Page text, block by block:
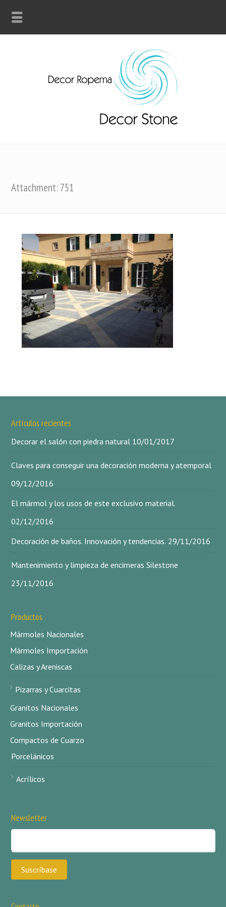
Attachment: 751
Artículos recientes
Decorar el salón con piedra natural 10/01/2017
Claves para conseguir una decoración moderna y atemporal
09/12/2016
El mármol y los usos de este exclusivo material.
02/12/2016
Decoración de baños. Innovación y tendencias. 29/11/2016
Mantenimiento y limpieza de encimeras Silestone
23/11/2016
Productos
Mármoles Nacionales
Mármoles Importación
Calizas y Areniscas
Pizarras y Cuarcitas
Granitos Nacionales
Granitos Importación
Compactos de Cuarzo
Porcelánicos
Acrílicos
Newsletter